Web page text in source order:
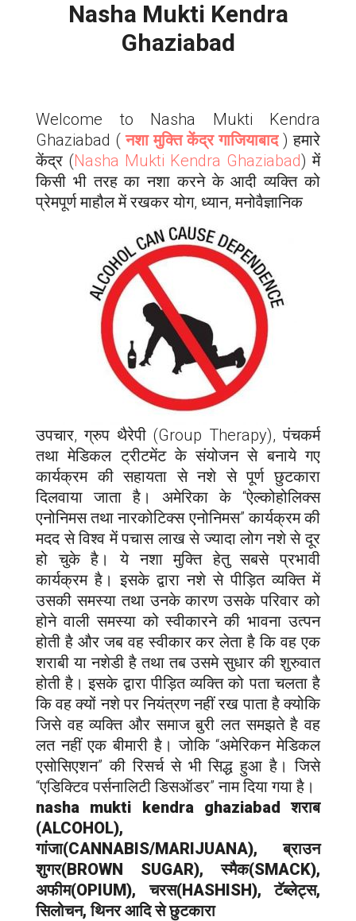
Nasha Mukti Kendra
Ghaziabad
Welcome to Nasha Mukti Kendra
Ghaziabad (नशा मुक्ति केंद्र गाजियाबाद ) हमारे
केंद्र (Nasha Mukti Kendra Ghaziabad) में
किसी भी तरह का नशा करने के आदी व्यक्ति को
प्रेमपूर्ण माहौल में रखकर योग, ध्यान, मनोवैज्ञानिक
उपचार, ग्रुप थैरेपी (Group Therapy), पंचकर्म
तथा मेडिकल ट्रीटमेंट के संयोजन से बनाये गए
कार्यक्रम की सहायता से नशे से पूर्ण छुटकारा
दिलवाया जाता है। अमेरिका के “ऐल्कोहोलिक्स
एनोनिमस तथा नारकोटिक्स एनोनिमस” कार्यक्रम की
मदद से विश्व में पचास लाख से ज्यादा लोग नशे से दूर
हो चुके है। ये नशा मुक्ति हेतु सबसे प्रभावी
कार्यक्रम है। इसके द्वारा नशे से पीड़ित व्यक्ति में
उसकी समस्या तथा उनके कारण उसके परिवार को
होने वाली समस्या को स्वीकारने की भावना उत्पन
होती है और जब वह स्वीकार कर लेता है कि वह एक
शराबी या नशेडी है तथा तब उसमे सुधार की शुरुवात
होती है। इसके द्वारा पीड़ित व्यक्ति को पता चलता है
कि वह क्यों नशे पर नियंत्रण नहीं रख पाता है क्योकि
जिसे वह व्यक्ति और समाज बुरी लत समझते है वह
लत नहीं एक बीमारी है। जोकि “अमेरिकन मेडिकल
एसोसिएशन” की रिसर्च से भी सिद्ध हुआ है। जिसे
“एडिक्टिव पर्सनालिटी डिसऑडर” नाम दिया गया है।
nasha mukti kendra ghaziabadशराब
(ALCOHOL),
गांजा(CANNABIS/MARIJUANA), ब्राउन
शुगर(BROWN SUGAR), स्मैक(SMACK),
अफीम(OPIUM), चरस(HASHISH), टॅब्लेट्स,
सिलोचन, थिनर आदि से छुटकारा